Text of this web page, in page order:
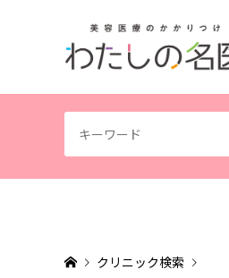
クリニック検索